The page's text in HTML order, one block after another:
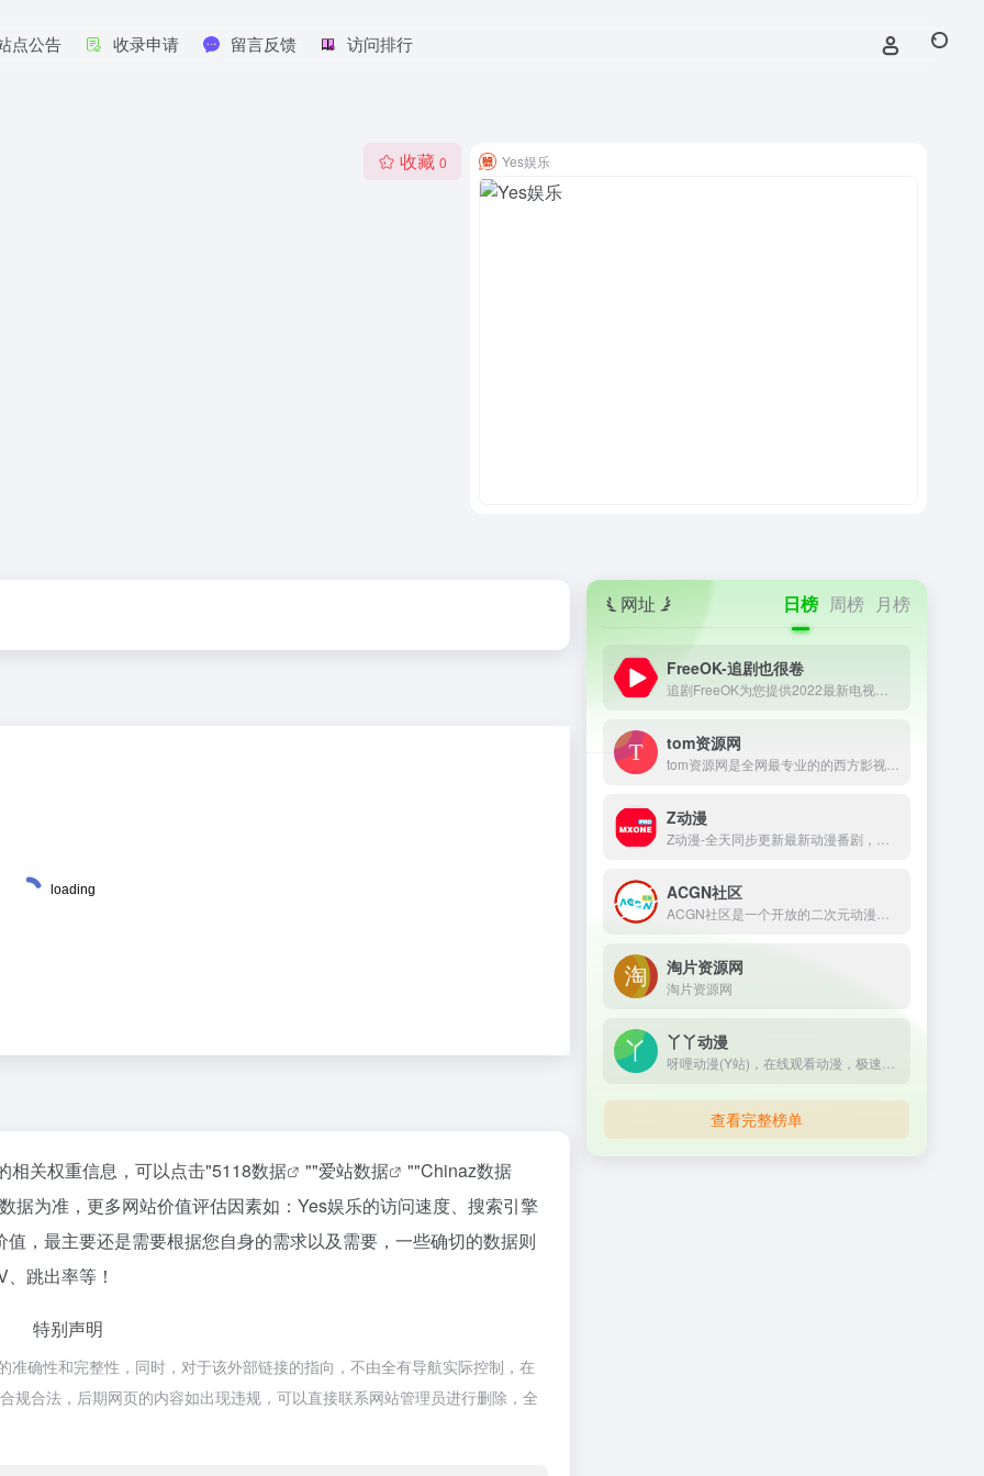
点公告 收录申请 留言反馈 访问排行
收藏 0 Yes娱乐
相关权重信息，可以点击"5118数据 ""爱站数据 ""Chinaz数据
据为准，更多网站价值评估因素如：Yes娱乐的访问速度、搜索引擎
，最主要还是需要根据您自身的需求以及需要，一些确切的数据则
跳出率等！
特别声明
确性和完整性，同时，对于该外部链接的指向，不由全有导航实际控制，在
合法，后期网页的内容如出现违规，可以直接联系网站管理员进行删除，全
网址 日榜 周榜 月榜
FreeOK-追剧也很卷
tom资源网
Z动漫
ACGN社区
淘片资源网
淘片资源网
丫丫动漫
查看完整榜单